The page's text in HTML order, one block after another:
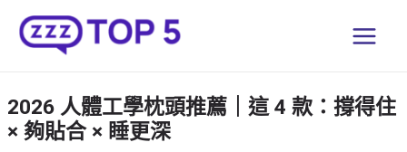
內
容
2026 人體工學枕頭推薦｜這 4 款：撐得住
× 夠貼合 × 睡更深